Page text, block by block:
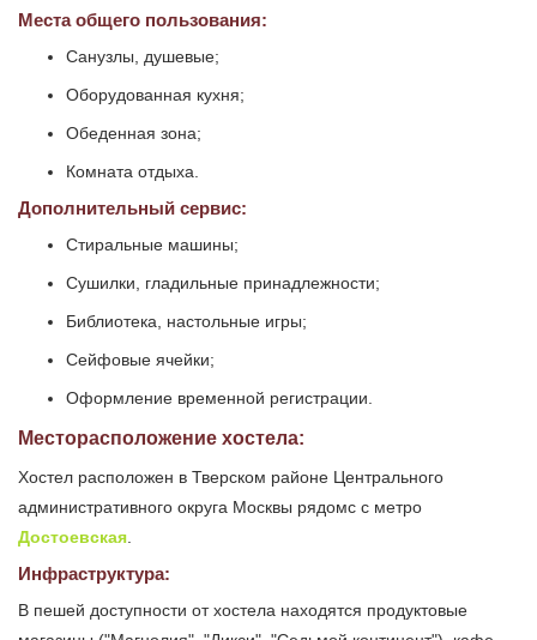
Места общего пользования:
Санузлы, душевые;
Оборудованная кухня;
Обеденная зона;
Комната отдыха.
Дополнительный сервис:
Стиральные машины;
Сушилки, гладильные принадлежности;
Библиотека, настольные игры;
Сейфовые ячейки;
Оформление временной регистрации.
Месторасположение хостела:
Хостел расположен в Тверском районе Центрального
административного округа Москвы рядомс с метро
Достоевская.
Инфраструктура:
В пешей доступности от хостела находятся продуктовые